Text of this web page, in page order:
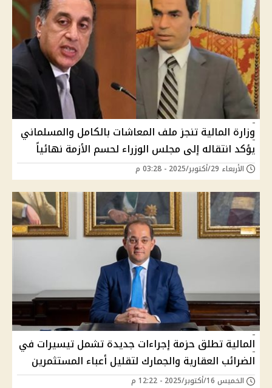
وزارة المالية تنجز ملف المعاشات بالكامل والمسلماني
يؤكد انتقاله إلى مجلس الوزراء لحسم الأزمة نهائياً
الأربعاء 29/أكتوبر/2025 - 03:28 م
المالية تطلق حزمة إجراءات جديدة تشمل تيسيرات في
الضرائب العقارية والجمارك لتقليل أعباء المستثمرين
الخميس 16/أكتوبر/2025 - 12:22 م